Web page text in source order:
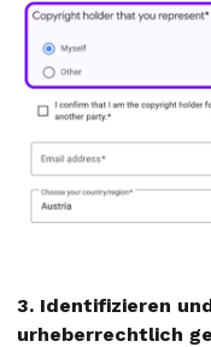
3. Identifizieren
urheberrechtlich